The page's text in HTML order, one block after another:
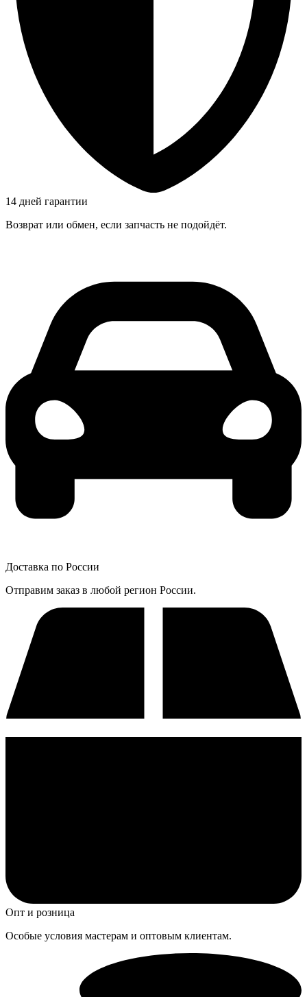
14 дней гарантии
Возврат или обмен, если запчасть не подойдёт.
Доставка по России
Отправим заказ в любой регион России.
Опт и розница
Особые условия мастерам и оптовым клиентам.